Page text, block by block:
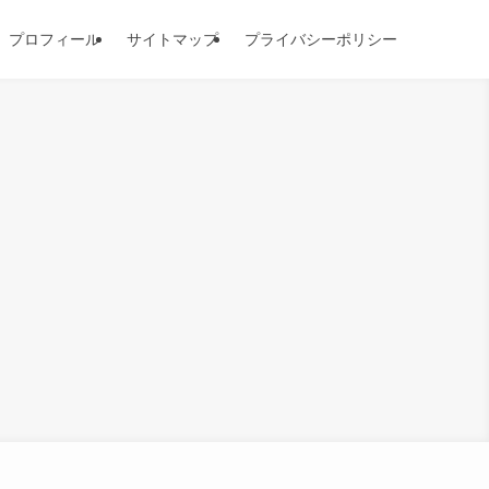
プロフィール サイトマップ プライバシーポリシー